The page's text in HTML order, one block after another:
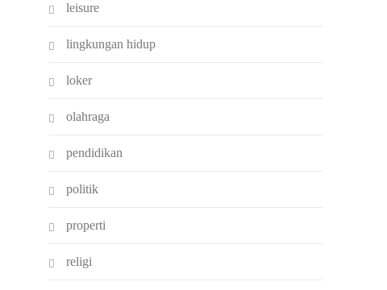
leisure
lingkungan hidup
loker
olahraga
pendidikan
politik
properti
religi